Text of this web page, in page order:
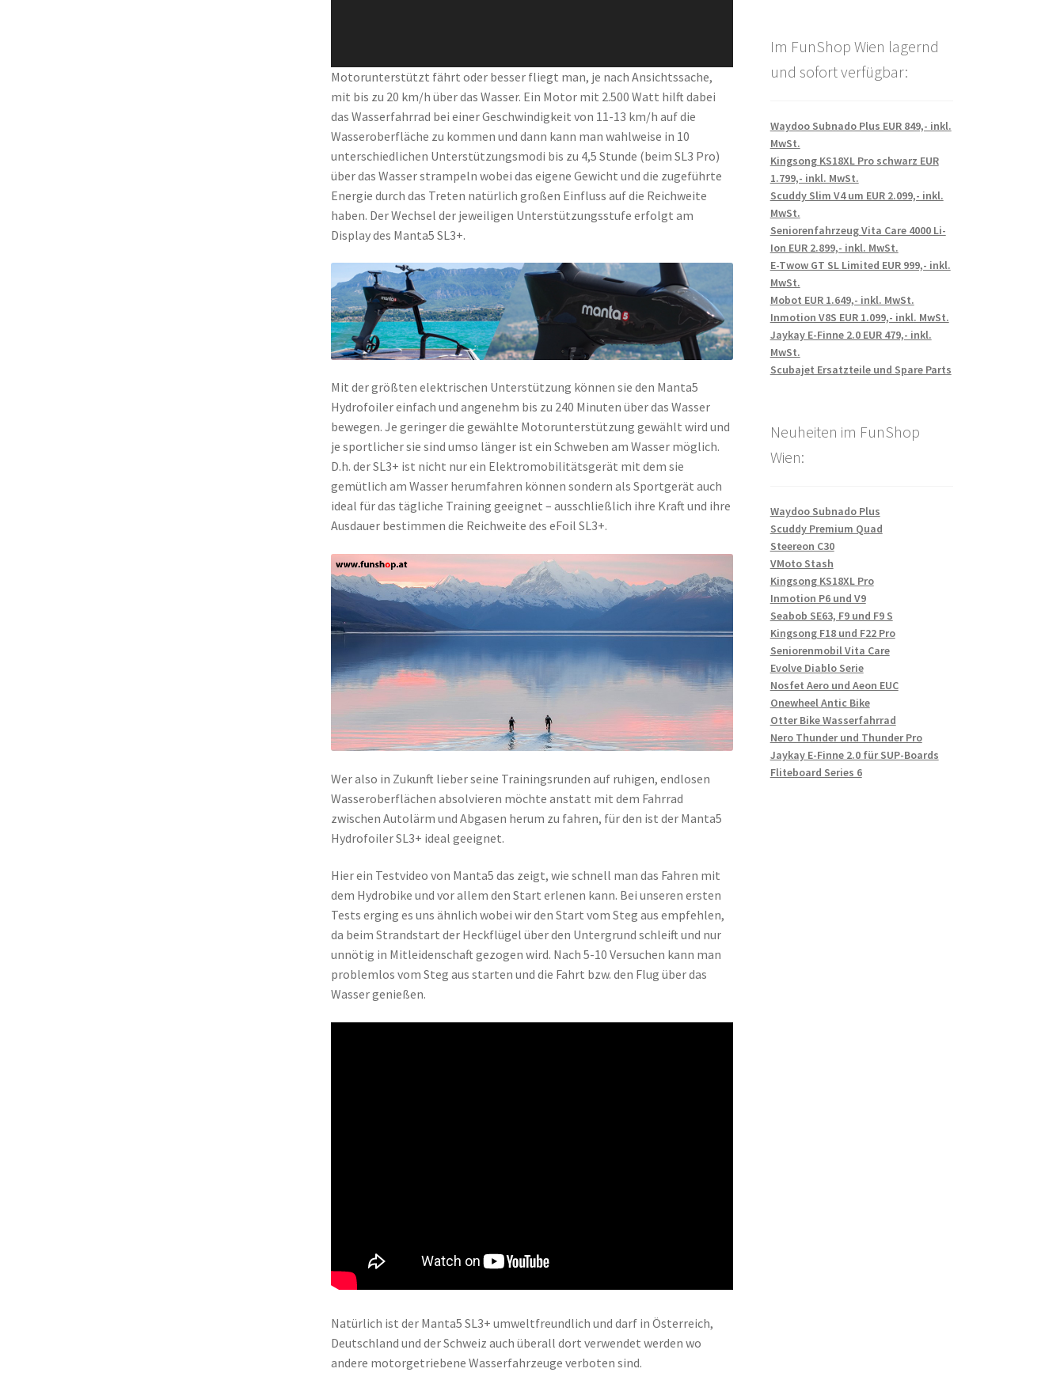
Motorunterstützt fährt oder besser fliegt man, je nach Ansichtssache,
mit bis zu 20 km/h über das Wasser. Ein Motor mit 2.500 Watt hilft dabei
das Wasserfahrrad bei einer Geschwindigkeit von 11-13 km/h auf die
Wasseroberfläche zu kommen und dann kann man wahlweise in 10
unterschiedlichen Unterstützungsmodi bis zu 4,5 Stunde (beim SL3 Pro)
über das Wasser strampeln wobei das eigene Gewicht und die zugeführte
Energie durch das Treten natürlich großen Einfluss auf die Reichweite
haben. Der Wechsel der jeweiligen Unterstützungsstufe erfolgt am
Display des Manta5 SL3+.
Mit der größten elektrischen Unterstützung können sie den Manta5
Hydrofoiler einfach und angenehm bis zu 240 Minuten über das Wasser
bewegen. Je geringer die gewählte Motorunterstützung gewählt wird und
je sportlicher sie sind umso länger ist ein Schweben am Wasser möglich.
D.h. der SL3+ ist nicht nur ein Elektromobilitätsgerät mit dem sie
gemütlich am Wasser herumfahren können sondern als Sportgerät auch
ideal für das tägliche Training geeignet – ausschließlich ihre Kraft und ihre
Ausdauer bestimmen die Reichweite des eFoil SL3+.
Wer also in Zukunft lieber seine Trainingsrunden auf ruhigen, endlosen
Wasseroberflächen absolvieren möchte anstatt mit dem Fahrrad
zwischen Autolärm und Abgasen herum zu fahren, für den ist der Manta5
Hydrofoiler SL3+ ideal geeignet.
Hier ein Testvideo von Manta5 das zeigt, wie schnell man das Fahren mit
dem Hydrobike und vor allem den Start erlenen kann. Bei unseren ersten
Tests erging es uns ähnlich wobei wir den Start vom Steg aus empfehlen,
da beim Strandstart der Heckflügel über den Untergrund schleift und nur
unnötig in Mitleidenschaft gezogen wird. Nach 5-10 Versuchen kann man
problemlos vom Steg aus starten und die Fahrt bzw. den Flug über das
Wasser genießen.
Natürlich ist der Manta5 SL3+ umweltfreundlich und darf in Österreich,
Deutschland und der Schweiz auch überall dort verwendet werden wo
andere motorgetriebene Wasserfahrzeuge verboten sind.
Im FunShop Wien lagernd
und sofort verfügbar:
Waydoo Subnado Plus EUR 849,- inkl.
MwSt.
Kingsong KS18XL Pro schwarz EUR
1.799,- inkl. MwSt.
Scuddy Slim V4 um EUR 2.099,- inkl.
MwSt.
Seniorenfahrzeug Vita Care 4000 Li-
Ion EUR 2.899,- inkl. MwSt.
E-Twow GT SL Limited EUR 999,- inkl.
MwSt.
Mobot EUR 1.649,- inkl. MwSt.
Inmotion V8S EUR 1.099,- inkl. MwSt.
Jaykay E-Finne 2.0 EUR 479,- inkl.
MwSt.
Scubajet Ersatzteile und Spare Parts
Neuheiten im FunShop
Wien:
Waydoo Subnado Plus
Scuddy Premium Quad
Steereon C30
VMoto Stash
Kingsong KS18XL Pro
Inmotion P6 und V9
Seabob SE63, F9 und F9 S
Kingsong F18 und F22 Pro
Seniorenmobil Vita Care
Evolve Diablo Serie
Nosfet Aero und Aeon EUC
Onewheel Antic Bike
Otter Bike Wasserfahrrad
Nero Thunder und Thunder Pro
Jaykay E-Finne 2.0 für SUP-Boards
Fliteboard Series 6